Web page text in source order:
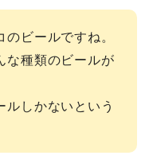
ビールですね。
な種類のビールが
ルしかないという